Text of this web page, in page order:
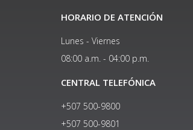
HORARIO DE ATENCIÓN
Lunes - Viernes
08:00 a.m. - 04:00 p.m.
CENTRAL TELEFÓNICA
+507 500-9800
+507 500-9801​